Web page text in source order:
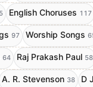
English Choruses 117
97 Worship Songs
64 Raj Prakash Paul 58
A. R. Stevenson 38 D